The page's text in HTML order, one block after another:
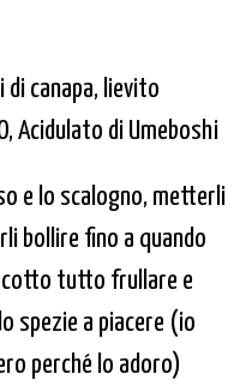
canapa, lievito
Acidulato di Umeboshi
e lo scalogno, metterli
bollire fino a quando
cotto tutto frullare e
spezie a piacere (io
perché lo adoro)